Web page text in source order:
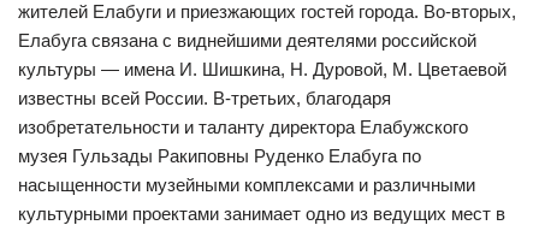
жителей Елабуги и приезжающих гостей города. Во-вторых,
Елабуга связана с виднейшими деятелями российской
культуры — имена И. Шишкина, Н. Дуровой, М. Цветаевой
известны всей России. В-третьих, благодаря
изобретательности и таланту директора Елабужского
музея Гульзады Ракиповны Руденко Елабуга по
насыщенности музейными комплексами и различными
культурными проектами занимает одно из ведущих мест в